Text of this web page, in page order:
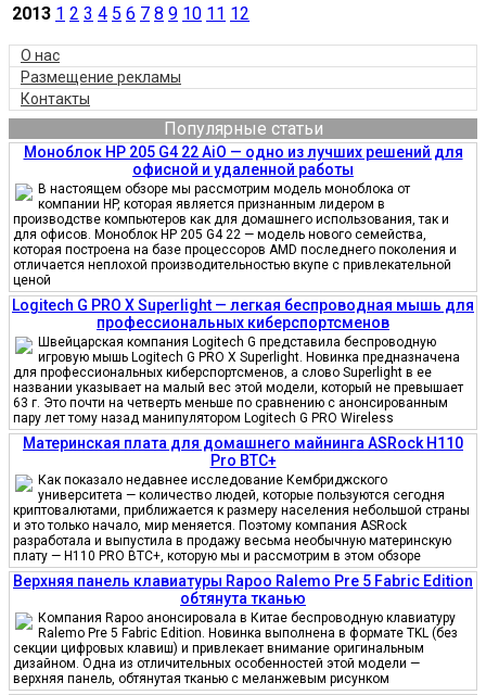
2013 1 2 3 4 5 6 7 8 9 10 11 12
О нас
Размещение рекламы
Контакты
Популярные статьи
Моноблок HP 205 G4 22 AiO — одно из лучших решений для
офисной и удаленной работы
В настоящем обзоре мы рассмотрим модель моноблока от
компании HP, которая является признанным лидером в
производстве компьютеров как для домашнего использования, так и
для офисов. Моноблок HP 205 G4 22 — модель нового семейства,
которая построена на базе процессоров AMD последнего поколения и
отличается неплохой производительностью вкупе с привлекательной
ценой
Logitech G PRO X Superlight — легкая беспроводная мышь для
профессиональных киберспортсменов
Швейцарская компания Logitech G представила беспроводную
игровую мышь Logitech G PRO X Superlight. Новинка предназначена
для профессиональных киберспортсменов, а слово Superlight в ее
названии указывает на малый вес этой модели, который не превышает
63 г. Это почти на четверть меньше по сравнению с анонсированным
пару лет тому назад манипулятором Logitech G PRO Wireless
Материнская плата для домашнего майнинга ASRock H110
Pro BTC+
Как показало недавнее исследование Кембриджского
университета — количество людей, которые пользуются сегодня
криптовалютами, приближается к размеру населения небольшой страны
и это только начало, мир меняется. Поэтому компания ASRock
разработала и выпустила в продажу весьма необычную материнскую
плату — H110 PRO BTC+, которую мы и рассмотрим в этом обзоре
Верхняя панель клавиатуры Rapoo Ralemo Pre 5 Fabric Edition
обтянута тканью
Компания Rapoo анонсировала в Китае беспроводную клавиатуру
Ralemo Pre 5 Fabric Edition. Новинка выполнена в формате TKL (без
секции цифровых клавиш) и привлекает внимание оригинальным
дизайном. Одна из отличительных особенностей этой модели —
верхняя панель, обтянутая тканью с меланжевым рисунком